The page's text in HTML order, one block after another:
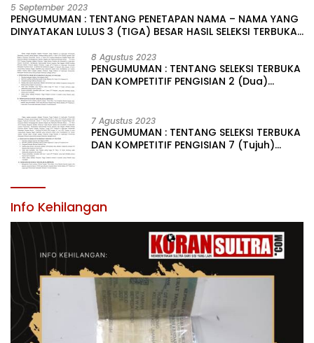
5 September 2023
PENGUMUMAN : TENTANG PENETAPAN NAMA – NAMA YANG
DINYATAKAN LULUS 3 (TIGA) BESAR HASIL SELEKSI TERBUKA
LINGKUNGAN PEMERINTAH DAERAH KABUPATEN KONAWE
8 Agustus 2023
PENGUMUMAN : TENTANG SELEKSI TERBUKA
DAN KOMPETITIF PENGISIAN 2 (Dua)
KABUPATEN KONAWE
7 Agustus 2023
PENGUMUMAN : TENTANG SELEKSI TERBUKA
DAN KOMPETITIF PENGISIAN 7 (Tujuh)
Info Kehilangan